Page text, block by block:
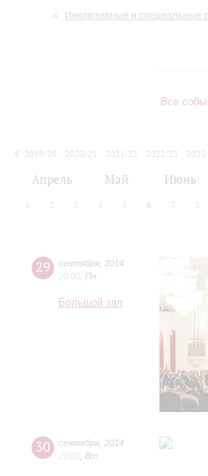
Инклюзивные и специальные
Все
2019/20
2020/21 2021/22 2022/23
Апрель Май Июнь
2 3 4 5 6 7 8
29 сентября 2014
20:00 Пн
Большой зал
30 сентября 2014
20:00 Вт